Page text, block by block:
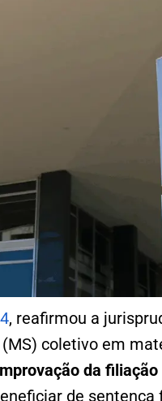
, reafirmou a
coletivo em
da
de sentença